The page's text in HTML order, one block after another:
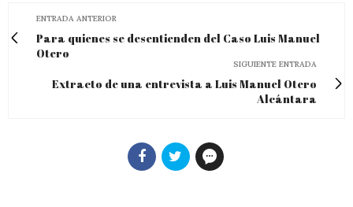
ENTRADA ANTERIOR
Para quienes se desentienden del Caso Luis Manuel
Otero
SIGUIENTE ENTRADA
Extracto de una entrevista a Luis Manuel Otero
Alcántara